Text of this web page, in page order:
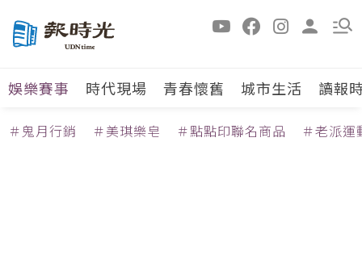
娛樂賽事 時代現場 青春懷舊 城市生活 讀報
＃鬼月行銷 ＃美琪樂皂 ＃點點印聯名商品 ＃老派運